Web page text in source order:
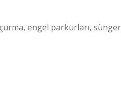
engel parkurları,